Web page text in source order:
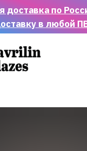
по России от 1000 руб
в любой ПВЗ Ozon